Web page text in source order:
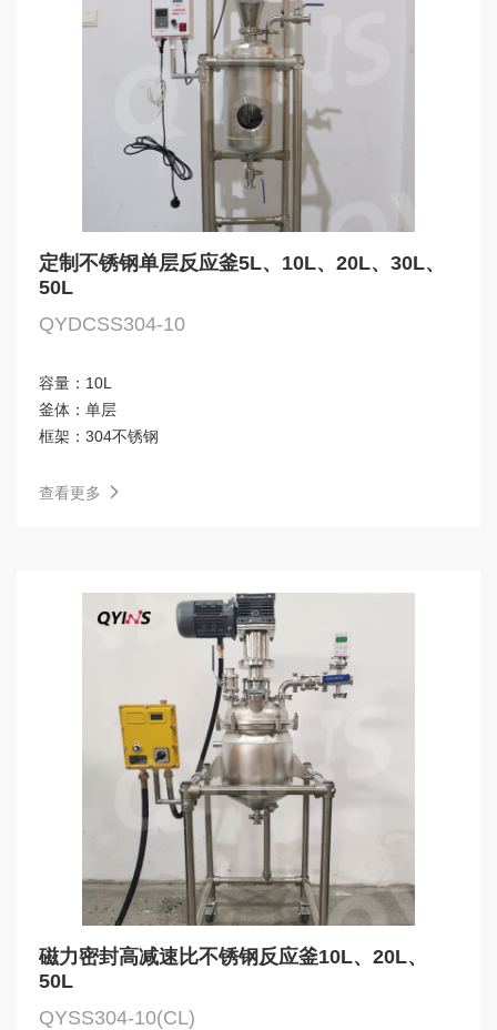
定制不锈钢单层反应釜5L、10L、20L、30L、
50L
QYDCSS304-10
容量： 10L
釜体： 单层
框架： 304不锈钢
查看更多
磁力密封高减速比不锈钢反应釜10L、20L、
50L
QYSS304-10(CL)